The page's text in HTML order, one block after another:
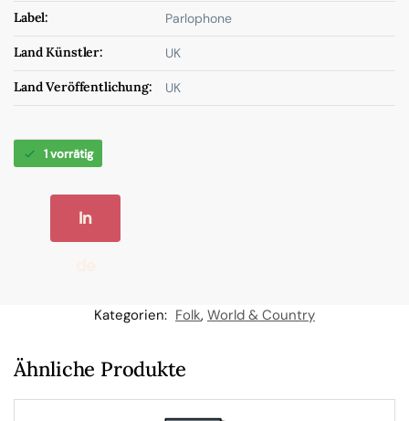
Label: Parlophone
Land Künstler: UK
Land Veröffentlichung: UK
1 vorrätig
In
W
Kategorien: Folk, World & Country
Ähnliche Produkte